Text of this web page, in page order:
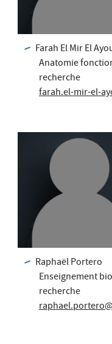
Farah El Mir El
Anatomie
recherche
farah.el-mir-el-
Raphaël Portero
Enseignement
recherche